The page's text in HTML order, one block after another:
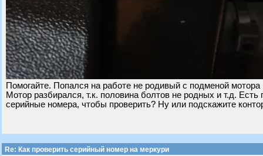
Помогайте. Попался на работе не родивый с подменой
Мотор разбирался, т.к. половина болтов не родных и т.д.
серийные номера, чтобы проверить? Ну или подскажите
Re: Как проверить серийный номер на меркури